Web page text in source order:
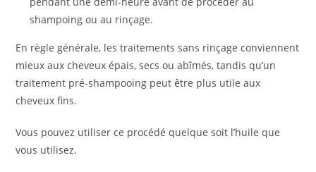
shampoing ou au rinçage.
En règle générale, les traitements sans rinçage conviennent
mieux aux cheveux épais, secs ou abîmés, tandis qu’un
traitement pré-shampooing peut être plus utile aux
cheveux fins.
Vous pouvez utiliser ce procédé quelque soit l’huile que
vous utilisez.